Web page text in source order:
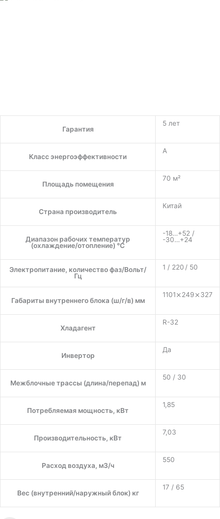
Гарантия
5 лет
Класс энергоэффективности
A
Площадь помещения
70 м²
Страна производитель
Китай
Диапазон рабочих температур
(охлаждение/отопление) °C
-18…+52 /
-30…+24
Электропитание, количество фаз/Вольт/
Гц
1 / 220 / 50
Габариты внутреннего блока (ш/г/в) мм
1101⨯249⨯327
Хладагент
R-32
Инвертор
Да
Межблочные трассы (длина/перепад) м
50 / 30
Потребляемая мощность, кВт
1,85
Производительность, кВт
7,03
Расход воздуха, м3/ч
550
Вес (внутренний/наружный блок) кг
17 / 65